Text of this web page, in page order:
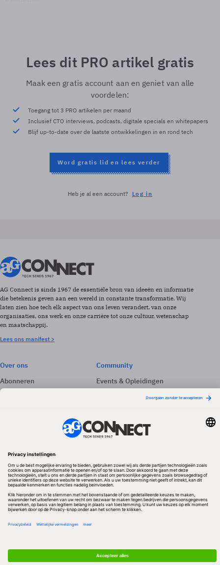
Lees dit PRO artikel gratis
Maak een gratis account aan en geniet van alle
voordelen:
Toegang tot 3 PRO artikelen per maand
Inclusief CTO interviews, podcasts, digitale specials en whitepapers
Blijf up-to-date over de laatste ontwikkelingen in en rond tech
Word gratis lid en lees verder
Heb je al een account? Log in
AG Connect is sinds 1967 de essentiële bron van ideeën en informatie
die betekenis geven aan een wereld in constante transformatie. Wij
laten zien hoe tech elk aspect van ons leven verandert, van onze
organisaties, ons werk en onze carrière tot onze cultuur, wetenschap
en maatschappij.
Lees ons manifest >
Over ons
Abonneren
Adverteren
Community
Events & Opleidingen
Volg ons
Redactionele partner
Algemene Voorwaarden & Copyrights